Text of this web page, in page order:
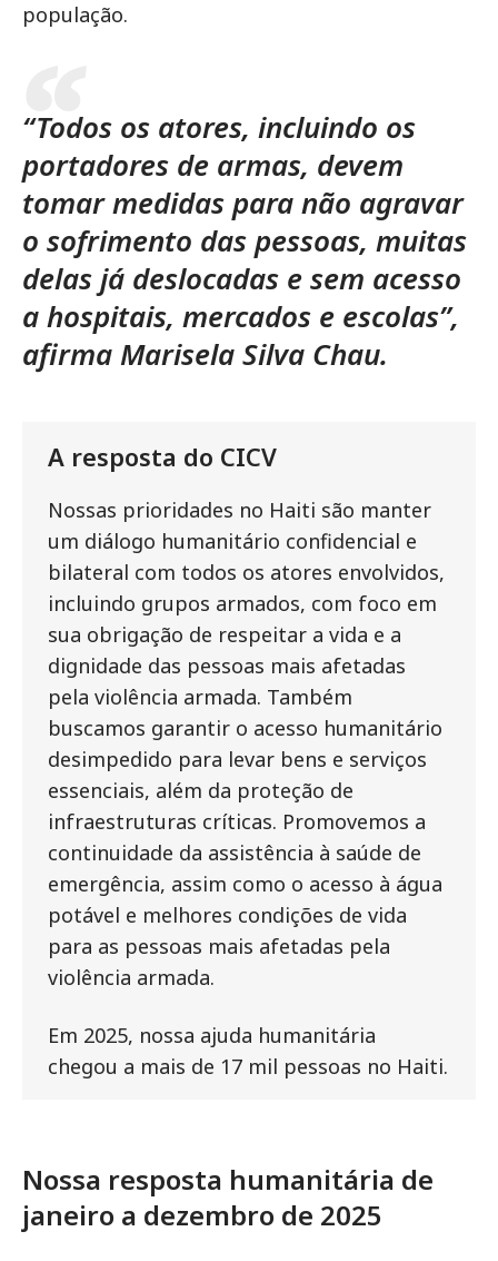
população.
“Todos os atores, incluindo os
portadores de armas, devem
tomar medidas para não agravar
o sofrimento das pessoas, muitas
delas já deslocadas e sem acesso
a hospitais, mercados e escolas”,
afirma Marisela Silva Chau.
A resposta do CICV
Nossas prioridades no Haiti são manter
um diálogo humanitário confidencial e
bilateral com todos os atores envolvidos,
incluindo grupos armados, com foco em
sua obrigação de respeitar a vida e a
dignidade das pessoas mais afetadas
pela violência armada. Também
buscamos garantir o acesso humanitário
desimpedido para levar bens e serviços
essenciais, além da proteção de
infraestruturas críticas. Promovemos a
continuidade da assistência à saúde de
emergência, assim como o acesso à água
potável e melhores condições de vida
para as pessoas mais afetadas pela
violência armada.
Em 2025, nossa ajuda humanitária
chegou a mais de 17 mil pessoas no Haiti.
Nossa resposta humanitária de
janeiro a dezembro de 2025